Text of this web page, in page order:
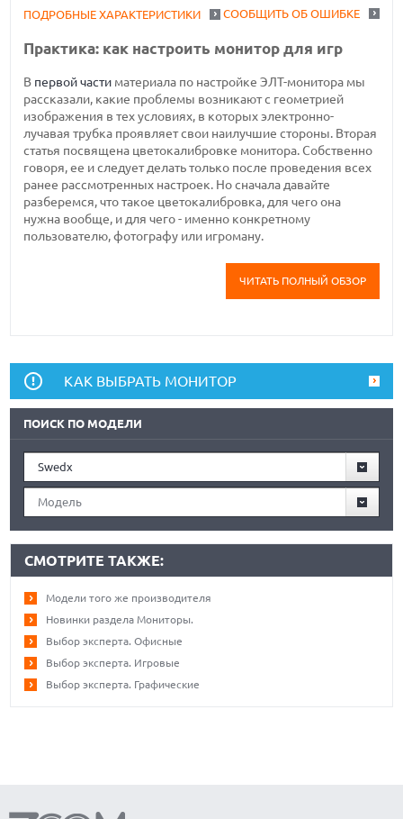
СООБЩИТЬ ОБ ОШИБКЕ
ПОДРОБНЫЕ ХАРАКТЕРИСТИКИ
Практика: как настроить монитор для игр
В первой части материала по настройке ЭЛТ-монитора мы
рассказали, какие проблемы возникают с геометрией
изображения в тех условиях, в которых электронно-
лучавая трубка проявляет свои наилучшие стороны. Вторая
статья посвящена цветокалибровке монитора. Собственно
говоря, ее и следует делать только после проведения всех
ранее рассмотренных настроек. Но сначала давайте
разберемся, что такое цветокалибровка, для чего она
нужна вообще, и для чего - именно конкретному
пользователю, фотографу или игроману.
ЧИТАТЬ ПОЛНЫЙ ОБЗОР
КАК ВЫБРАТЬ МОНИТОР
ПОИСК ПО МОДЕЛИ
Swedx
Модель
СМОТРИТЕ ТАКЖЕ:
Модели того же производителя
Новинки раздела Мониторы.
Выбор эксперта. Офисные
Выбор эксперта. Игровые
Выбор эксперта. Графические